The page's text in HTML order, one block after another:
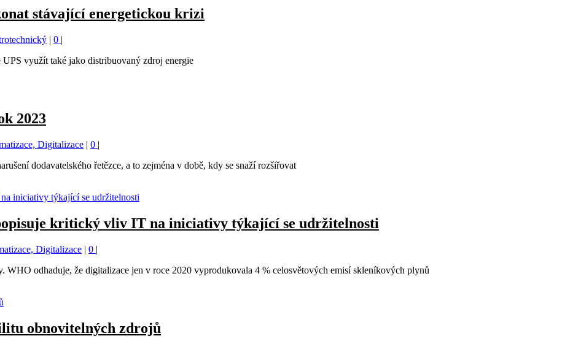
stávající energetickou krizi
| 0 |
využít také jako distribuovaný zdroj energie
2023
Digitalizace | 0 |
dodavatelského řetězce, a to zejména v době, kdy se snaží rozšiřovat
kritický vliv IT na iniciativy týkající se udržitelnosti
Digitalizace | 0 |
WHO odhaduje, že digitalizace jen v roce 2020 vyprodukovala 4 % celosvětových emisí skleníkových plynů
obnovitelných zdrojů